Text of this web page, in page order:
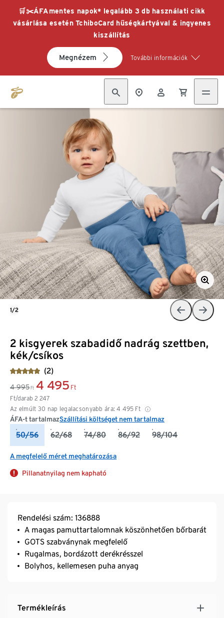
🛒✂️ÁFAmentes napok* legalább 3 db használati cikk
vásárlása esetén TchiboCard hűségkártyával & ingyenes
kiszállítás
Megnézem További információk
2 kisgyerek szabadidő nadrág szettben,
kék/csíkos
(2)
4 995 Ft 4 495 Ft
Ft/darab 2 247
Az elmúlt 30 nap legalacsonyabb ára: 4 495 Ft
ÁFA-t tartalmazSzállítási költséget nem tartalmaz
50/56 62/68 74/80 86/92 98/104
A megfelelő méret meghatározása
Pillanatnyilag nem kapható
1/2
Rendelési szám: 136888
A magas pamuttartalomnak köszönhetően bőrbarát
GOTS szabványnak megfelelő
Rugalmas, bordázott derékrésszel
Bolyhos, kellemesen puha anyag
Termékleírás